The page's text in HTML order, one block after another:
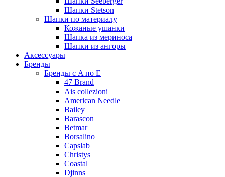
Шапки Stetson
Шапки по материалу
Кожаные ушанки
Шапка из мериноса
Шапки из ангоры
Аксессуары
Бренды
Бренды с A по E
47 Brand
Ais collezioni
American Needle
Bailey
Barascon
Betmar
Borsalino
Capslab
Christys
Coastal
Djinns